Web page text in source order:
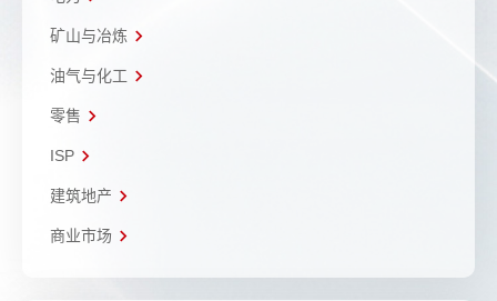
矿山与冶炼
油气与化工
零售
ISP
建筑地产
商业市场